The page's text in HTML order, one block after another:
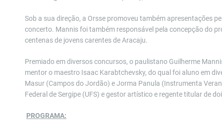
Sob a sua direção, a Orsse promoveu também apresentações
concerto. Mannis foi também responsável pela concepção do
centenas de jovens carentes de Aracaju.
Premiado em diversos concursos, o paulistano Guilherme
mentor o maestro Isaac Karabtchevsky, do qual foi aluno em
Masur (Campos do Jordão) e Jorma Panula (Instrumenta
Federal de Sergipe (UFS) e gestor artístico e regente titular de
PROGRAMA: